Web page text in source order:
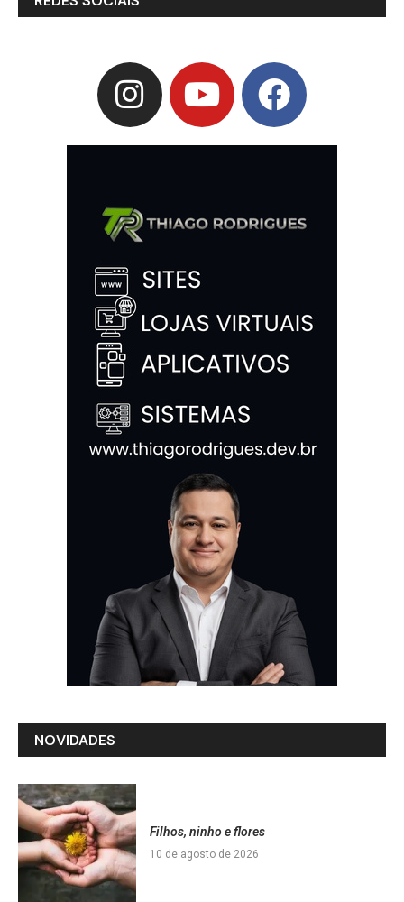
NOVIDADES
Filhos, ninho e flores
10 de agosto de 2026